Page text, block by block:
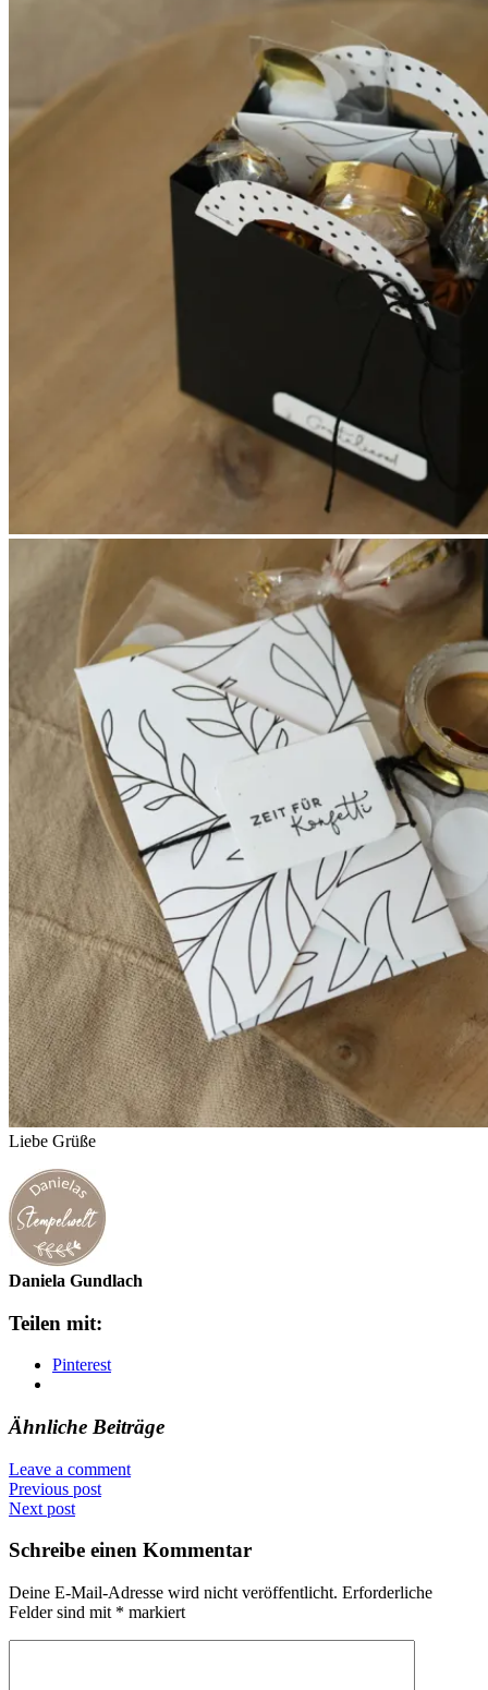
Liebe Grüße
Daniela Gundlach
Teilen mit:
Pinterest
Ähnliche Beiträge
Leave a comment
Previous post
Next post
Schreibe einen Kommentar
Deine E-Mail-Adresse wird nicht veröffentlicht. Erforderliche
Felder sind mit * markiert